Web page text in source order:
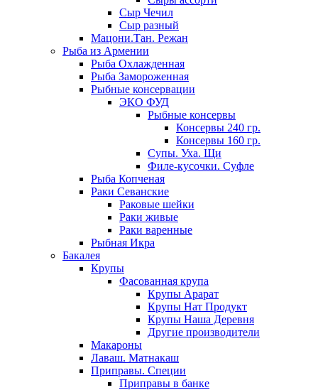
Сыр Чечил
Сыр разный
Мацони.Тан. Режан
Рыба из Армении
Рыба Охлажденная
Рыба Замороженная
Рыбные консервации
ЭКО ФУД
Рыбные консервы
Консервы 240 гр.
Консервы 160 гр.
Супы. Уха. Щи
Филе-кусочки. Суфле
Рыба Копченая
Раки Севанские
Раковые шейки
Раки живые
Раки варенные
Рыбная Икра
Бакалея
Крупы
Фасованная крупа
Крупы Арарат
Крупы Нат Продукт
Крупы Наша Деревня
Другие производители
Макароны
Лаваш. Матнакаш
Приправы. Специи
Приправы в банке